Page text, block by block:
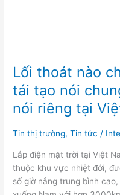
Lối thoát nào
tái tạo nói
nói riêng tại
Tin thị trường,Tin tức /
Lắp điện mặt trời tại Việt
thuộc khu vực nhiệt đới,
số giờ nắng trung bình
điện
mặt
trời
nói
tại
Nam